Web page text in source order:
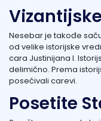
Nesebar je takođe
od velike istorijske
cara Justinijana I.
delimično. Prema
posećivali carevi.
Posetite